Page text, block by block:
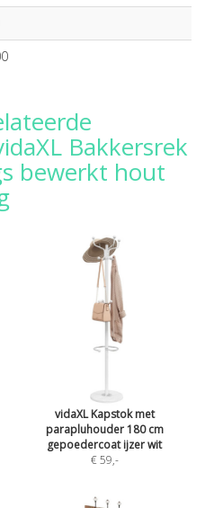
Bakkersrek
bewerkt hout
vidaXL Kapstok met
parapluhouder 180 cm
gepoedercoat ijzer wit
€ 59,-